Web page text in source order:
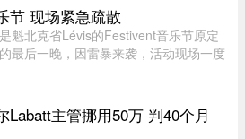
；一边是大厂白领接连发起抗议，担忧
自身岗位。曾经站 ...
节 现场紧急疏散
魁北克省Lévis的Festivent音乐节原定
最后一晚，因雷暴来袭，活动现场一度
地因此暂时关闭。 ...
Labatt主管挪用50万 判40个月